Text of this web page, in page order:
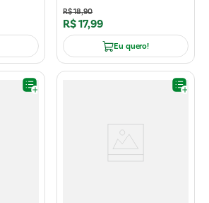
R$18,90
R$17,99
Eu quero!